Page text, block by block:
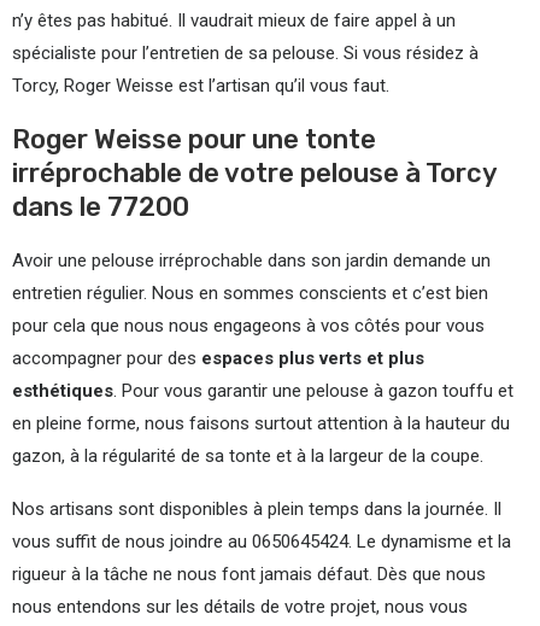
n’y êtes pas habitué. Il vaudrait mieux de faire appel à un
spécialiste pour l’entretien de sa pelouse. Si vous résidez à
Torcy, Roger Weisse est l’artisan qu’il vous faut.
Roger Weisse pour une tonte
irréprochable de votre pelouse à Torcy
dans le 77200
Avoir une pelouse irréprochable dans son jardin demande un
entretien régulier. Nous en sommes conscients et c’est bien
pour cela que nous nous engageons à vos côtés pour vous
accompagner pour des espaces plus verts et plus
esthétiques . Pour vous garantir une pelouse à gazon touffu et
en pleine forme, nous faisons surtout attention à la hauteur du
gazon, à la régularité de sa tonte et à la largeur de la coupe.
Nos artisans sont disponibles à plein temps dans la journée. Il
vous suffit de nous joindre au 0650645424. Le dynamisme et la
rigueur à la tâche ne nous font jamais défaut. Dès que nous
nous entendons sur les détails de votre projet, nous vous